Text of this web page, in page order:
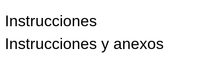
Instrucciones
Instrucciones y anexos